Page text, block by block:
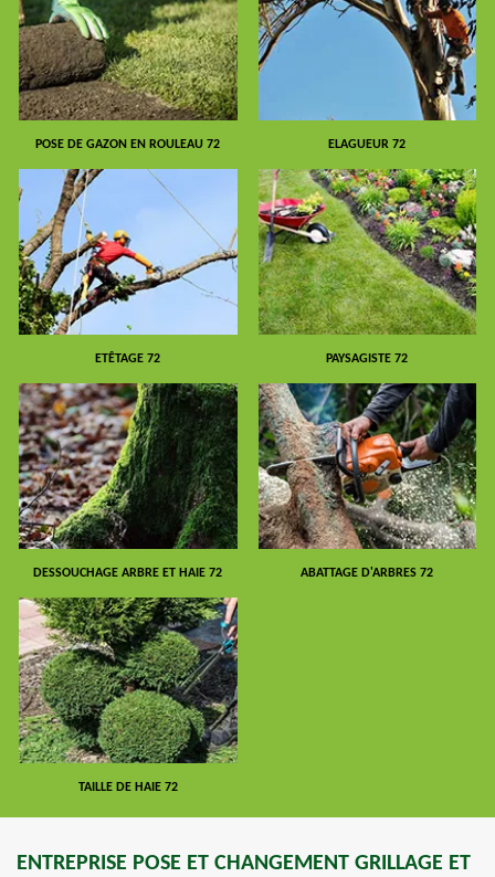
POSE DE GAZON EN ROULEAU 72 ELAGUEUR 72
ETÊTAGE 72 PAYSAGISTE 72
DESSOUCHAGE ARBRE ET HAIE 72 ABATTAGE D'ARBRES 72
TAILLE DE HAIE 72
ENTREPRISE POSE ET CHANGEMENT GRILLAGE ET